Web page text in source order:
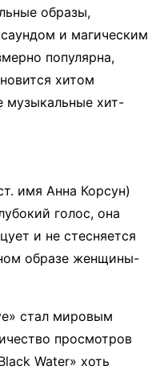
образы,
и магическим
популярна,
хитом
музыкальные хит-
имя Анна Корсун)
голос, она
и не стесняется
образе женщины-
стал мировым
просмотров
Water» хоть